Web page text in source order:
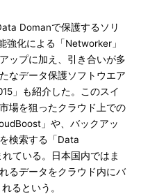
Domanで保護するソリ
強化による「Networker」
ップに加え、引き合いが多
なデータ保護ソフトウエア
」も紹介した。このスイ
場を狙ったクラウド上での
」や、バックアッ
検索する「Data
ている。日本国内ではま
るデータをクラウド内にバ
るという。